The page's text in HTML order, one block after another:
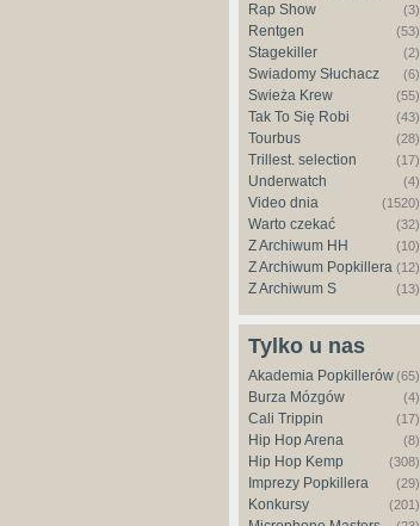
Rap Show (3)
Rentgen (53)
Stagekiller (2)
Świadomy Słuchacz (6)
Świeża Krew (55)
Tak To Się Robi (43)
Tourbus (28)
Trillest. selection (17)
Underwatch (4)
Video dnia (1520)
Warto czekać (32)
Z Archiwum HH (10)
Z Archiwum Popkillera (12)
Z Archiwum S (13)
Tylko u nas
Akademia Popkillerów(65)
Burza Mózgów (4)
Cali Trippin (17)
Hip Hop Arena (8)
Hip Hop Kemp (308)
Imprezy Popkillera (29)
Konkursy (201)